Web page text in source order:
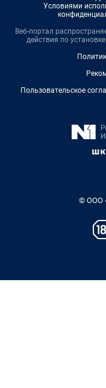
Условиями
Веб-портал
действия по
Пользовательское
© ООО